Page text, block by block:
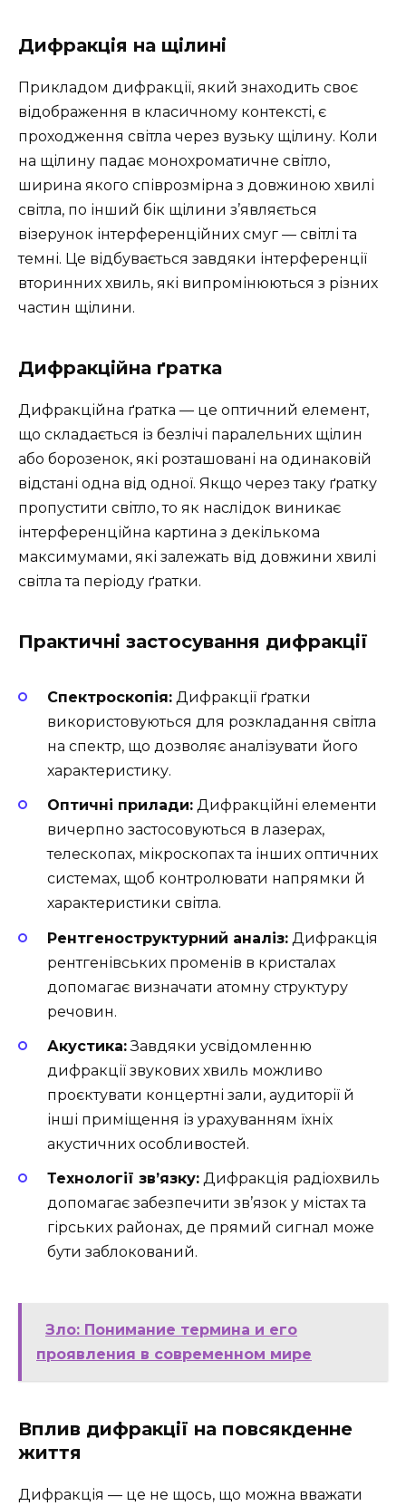
Дифракція на щілині
Прикладом дифракції, який знаходить своє
відображення в класичному контексті, є
проходження світла через вузьку щілину. Коли
на щілину падає монохроматичне світло,
ширина якого співрозмірна з довжиною хвилі
світла, по інший бік щілини з’являється
візерунок інтерференційних смуг — світлі та
темні. Це відбувається завдяки інтерференції
вторинних хвиль, які випромінюються з різних
частин щілини.
Дифракційна ґратка
Дифракційна ґратка — це оптичний елемент,
що складається із безлічі паралельних щілин
або борозенок, які розташовані на одинаковій
відстані одна від одної. Якщо через таку ґратку
пропустити світло, то як наслідок виникає
інтерференційна картина з декількома
максимумами, які залежать від довжини хвилі
світла та періоду ґратки.
Практичні застосування дифракції
Спектроскопія: Дифракції ґратки
використовуються для розкладання світла
на спектр, що дозволяє аналізувати його
характеристику.
Оптичні прилади: Дифракційні елементи
вичерпно застосовуються в лазерах,
телескопах, мікроскопах та інших оптичних
системах, щоб контролювати напрямки й
характеристики світла.
Рентгеноструктурний аналіз: Дифракція
рентгенівських променів в кристалах
допомагає визначати атомну структуру
речовин.
Акустика:Завдяки усвідомленню
дифракції звукових хвиль можливо
проєктувати концертні зали, аудиторії й
інші приміщення із урахуванням їхніх
акустичних особливостей.
Технології зв’язку: Дифракція радіохвиль
допомагає забезпечити зв’язок у містах та
гірських районах, де прямий сигнал може
бути заблокований.
Зло: Понимание термина и его
проявления в современном мире
Вплив дифракції на повсякденне
життя
Дифракція — це не щось, що можна вважати